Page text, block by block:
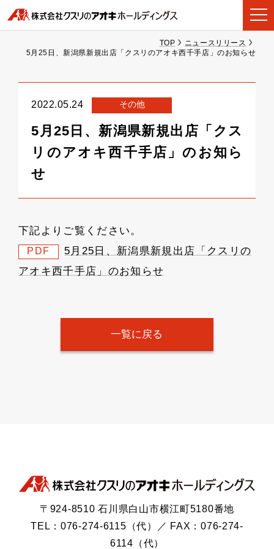
TOP
ニュースリリース
5月25日、新潟県新規出店「クスリのアオキ西千手店」のお知らせ
2022.05.24 その他
5月25日、新潟県新規出店「クス
リのアオキ西千手店」のお知ら
せ
下記よりご覧ください。
PDF
5月25日、新潟県新規出店「クスリの
アオキ西千手店」のお知らせ
一覧に戻る
〒924-8510 石川県白山市横江町5180番地
TEL：076-274-6115（代）／ FAX：076-274-
6114（代）